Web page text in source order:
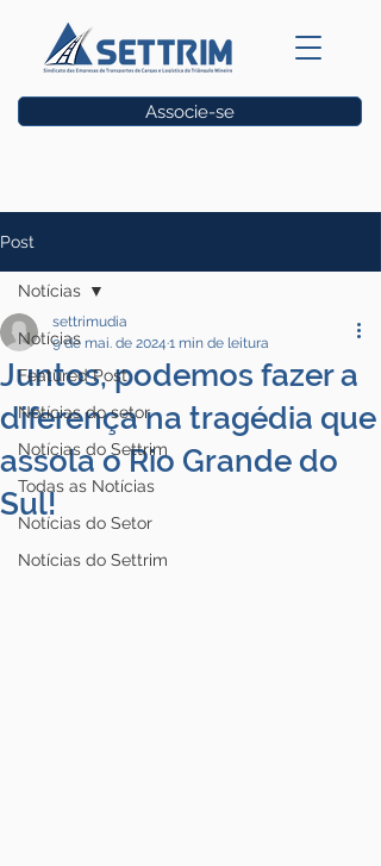
Associe-se
Post
Notícias
Featured Post
Notícias do setor
Notícias do Settrim
Todas as Notícias
Notícias do Setor
Notícias do Settrim
Notícias
Juntos, podemos fazer a
diferença na tragédia que
assola o Rio Grande do
Sul!
settrimudia
9 de mai. de 2024 1 min de leitura